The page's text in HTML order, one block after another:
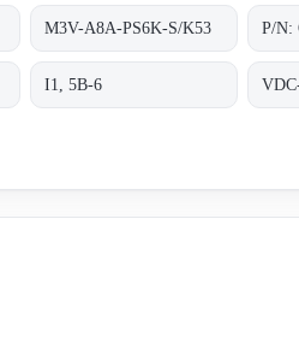
M3V-A8A-PS6K-S/K53
I1, 5B-6